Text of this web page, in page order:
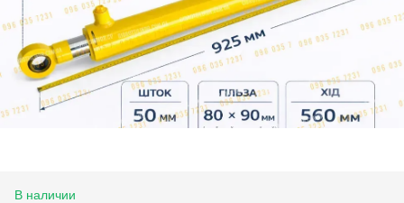
В наличии